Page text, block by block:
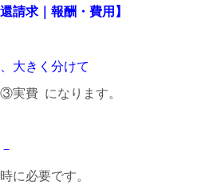
請求｜報酬・費用】
大きく分けて
費 になります。
に必要です。